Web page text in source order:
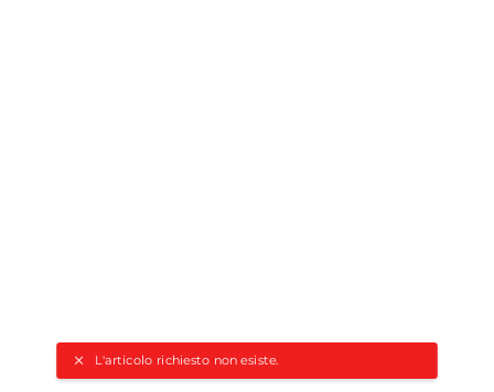
L'articolo richiesto non esiste.